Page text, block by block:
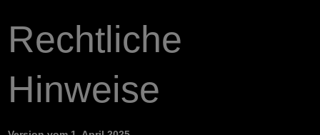
Rechtliche
Hinweise